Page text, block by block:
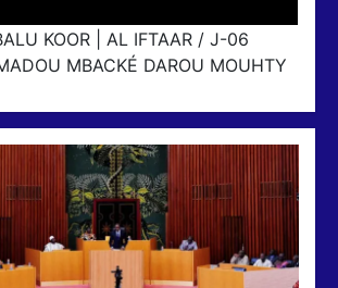
KOOR | AL IFTAAR / J-06
MBACKÉ DAROU MOUHTY